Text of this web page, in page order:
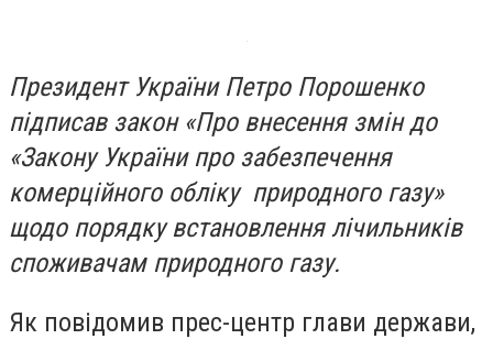
Президент України Петро Порошенко
підписав закон «Про внесення змін до
«Закону України про забезпечення
комерційного обліку природного газу»
щодо порядку встановлення лічильників
споживачам природного газу.
Як повідомив прес-центр глави держави,